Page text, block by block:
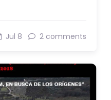
Jul 8 2 comments